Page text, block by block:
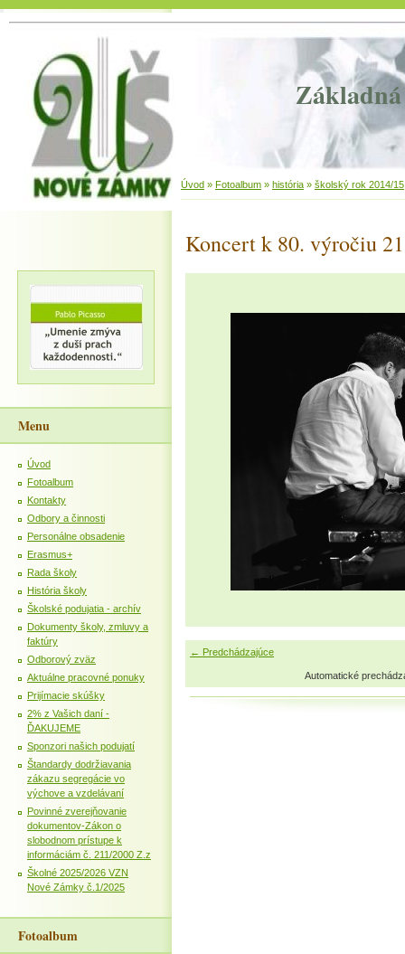
Základná
Úvod » Fotoalbum » história » školský rok 2014/15
Koncert k 80. výročiu
← Predchádzajúce
Automatické
Menu
Úvod
Fotoalbum
Kontakty
Odbory a činnosti
Personálne obsadenie
Erasmus+
Rada školy
História školy
Školské podujatia - archív
Dokumenty školy, zmluvy a
faktúry
Odborový zväz
Aktuálne pracovné ponuky
Prijímacie skúšky
2% z Vašich daní -
ĎAKUJEME
Sponzori našich podujatí
Štandardy dodržiavania
zákazu segregácie vo
výchove a vzdelávaní
Povinné zverejňovanie
dokumentov-Zákon o
slobodnom prístupe k
informáciám č. 211/2000 Z.z
Školné 2025/2026 VZN
Nové Zámky č.1/2025
Fotoalbum